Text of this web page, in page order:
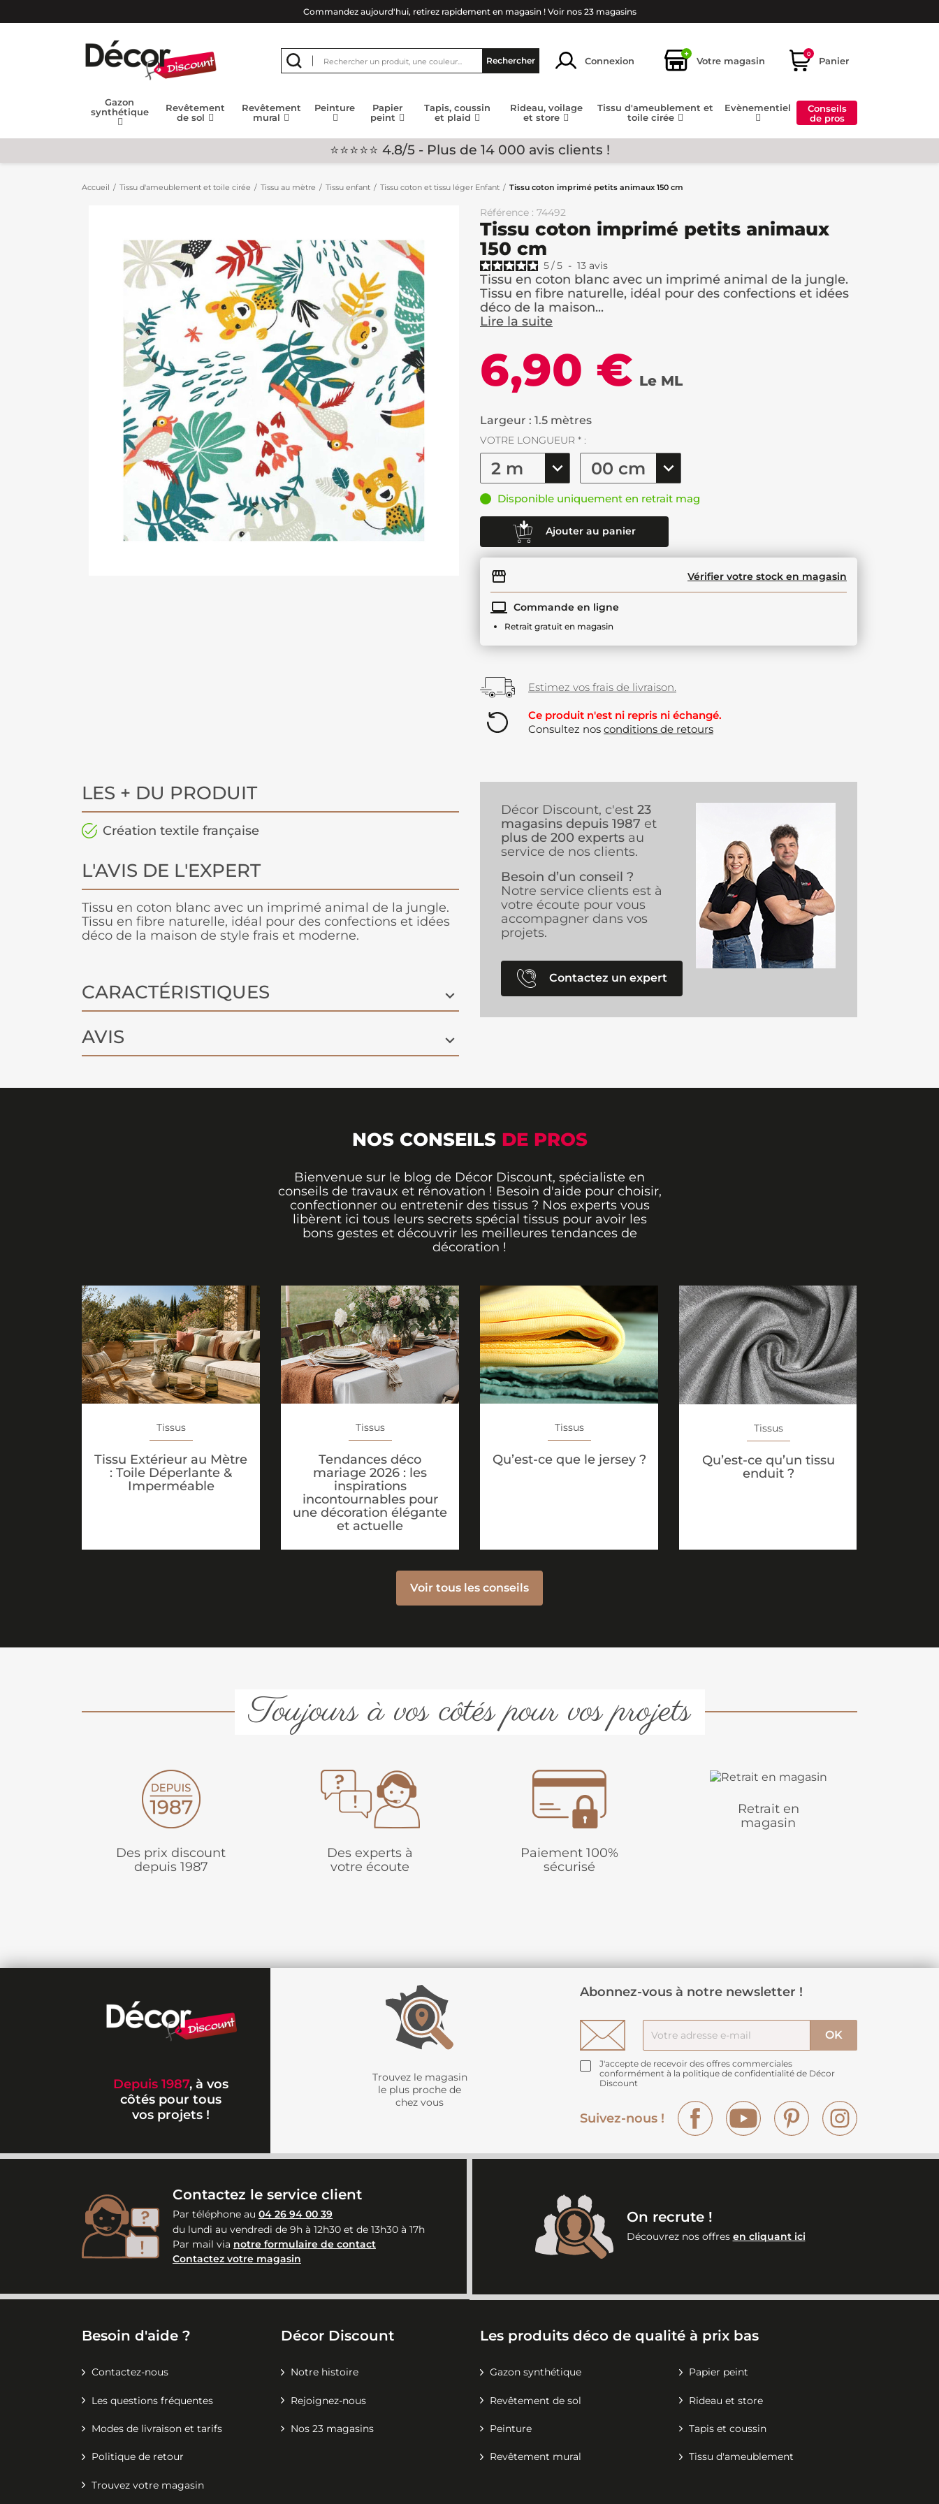
Commandez aujourd'hui, retirez rapidement en magasin ! Voir nos 23 magasins
Rechercher Connexion
+
Votre magasin
0
Panier
Gazon
synthétique
Revêtement
de sol
Revêtement
mural
Peinture
Papier
peint
Tapis, coussin
et plaid
Rideau, voilage
et store
Tissu d'ameublement et
toile cirée
Evènementiel
Conseils
de pros
⭐⭐⭐⭐⭐ 4.8/5 - Plus de 14 000 avis clients !
Accueil Tissu d'ameublement et toile cirée Tissu au mètre Tissu enfant Tissu coton et tissu léger Enfant Tissu coton imprimé petits animaux 150 cm
Référence : 74492
Tissu coton imprimé petits animaux
150 cm
5/5 - 13 avis
Tissu en coton blanc avec un imprimé animal de la jungle.
Tissu en fibre naturelle, idéal pour des confections et idées
déco de la maison...
Lire la suite
6,90 € Le ML
Largeur : 1.5 mètres
VOTRE LONGUEUR * :
Disponible uniquement en retrait mag
Ajouter au panier
Vérifier votre stock en magasin
Commande en ligne
Retrait gratuit en magasin
Estimez vos frais de livraison.
Ce produit n'est ni repris ni échangé.
Consultez nos conditions de retours
LES + DU PRODUIT
Création textile française
L'AVIS DE L'EXPERT
Tissu en coton blanc avec un imprimé animal de la jungle.
Tissu en fibre naturelle, idéal pour des confections et idées
déco de la maison de style frais et moderne.
CARACTÉRISTIQUES
AVIS
Décor Discount, c'est 23
magasins depuis 1987 et
plus de 200 experts au
service de nos clients.
Besoin d’un conseil ?
Notre service clients est à
votre écoute pour vous
accompagner dans vos
projets.
Contactez un expert
NOS CONSEILS DE PROS
Bienvenue sur le blog de Décor Discount, spécialiste en
conseils de travaux et rénovation ! Besoin d'aide pour choisir,
confectionner ou entretenir des tissus ? Nos experts vous
libèrent ici tous leurs secrets spécial tissus pour avoir les
bons gestes et découvrir les meilleures tendances de
décoration !
Tissus
Tissu Extérieur au Mètre
: Toile Déperlante &
Imperméable
Tissus
Tendances déco
mariage 2026 : les
inspirations
incontournables pour
une décoration élégante
et actuelle
Tissus
Qu’est-ce que le jersey ?
Tissus
Qu’est-ce qu’un tissu
enduit ?
Voir tous les conseils
Toujours à vos côtés pour vos projets
Des prix discount
depuis 1987
Des experts à
votre écoute
Paiement 100%
sécurisé
Retrait en
magasin
Depuis 1987, à vos
côtés pour tous
vos projets !
Trouvez le magasin
le plus proche de
chez vous
Abonnez-vous à notre newsletter !
J'accepte de recevoir des offres commerciales
conformément à la politique de confidentialité de Décor
Discount
Suivez-nous !
Facebook YouTube Pinterest
Contactez le service client
Par téléphone au 04 26 94 00 39
du lundi au vendredi de 9h à 12h30 et de 13h30 à 17h
Par mail via notre formulaire de contact
Contactez votre magasin
On recrute !
Découvrez nos offres en cliquant ici
Besoin d'aide ?
Contactez-nous
Les questions fréquentes
Modes de livraison et tarifs
Politique de retour
Trouvez votre magasin
Décor Discount
Notre histoire
Rejoignez-nous
Nos 23 magasins
Les produits déco de qualité à prix bas
Gazon synthétique Papier peint
Revêtement de sol Rideau et store
Peinture Tapis et coussin
Revêtement mural Tissu d'ameublement